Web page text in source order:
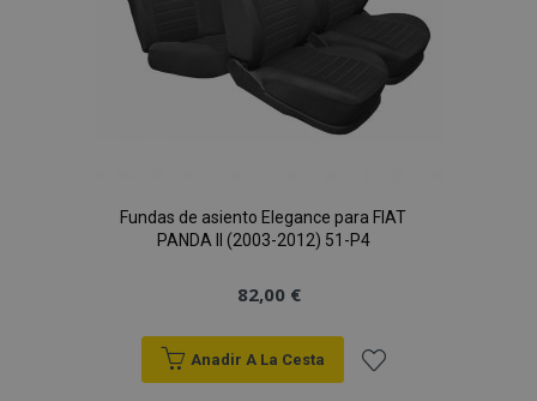
Fundas de asiento Elegance para FIAT
PANDA II (2003-2012) 51-P4
82,00 €
Anadir A La Cesta